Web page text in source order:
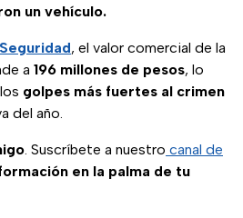
un vehículo.
, el valor comercial de la
a 196 millones de pesos, lo
golpes más fuertes al crimen
del año.
. Suscríbete a nuestro canal de
en la palma de tu